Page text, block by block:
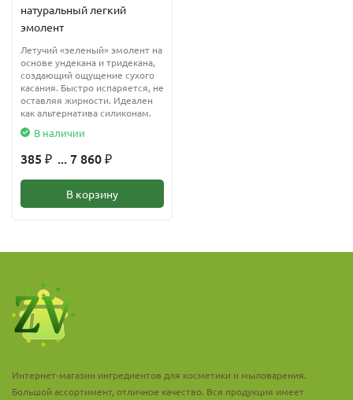
натуральный легкий
эмолент
Летучий «зеленый» эмолент на
основе ундекана и тридекана,
создающий ощущение сухого
касания. Быстро испаряется, не
оставляя жирности. Идеален
как альтернатива силиконам.
В наличии
385 ₽ ... 7 860 ₽
В корзину
Интернет-магазин ингредиентов для косметики и мыловарения.
Большой ассортимент, отличное качество. Вся продукция имеет